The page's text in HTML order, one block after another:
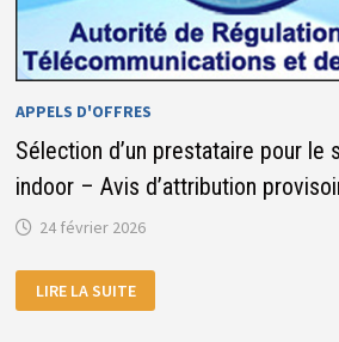
APPELS D'OFFRES
Sélection d’un prestataire pour le
indoor – Avis d’attribution
24 février 2026
D’UN
PRESTATAIRE
LIRE LA SUITE